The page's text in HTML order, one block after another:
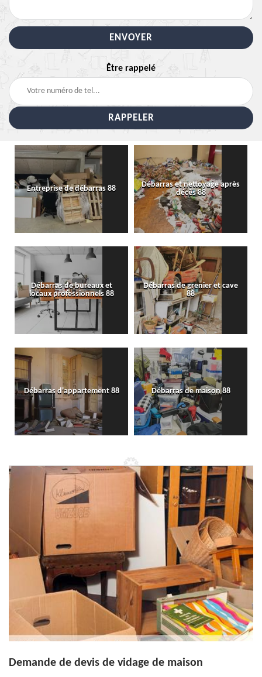
Être rappelé
Entreprise de débarras 88
Débarras et nettoyage après
décès 88
Débarras de bureaux et
locaux professionnels 88
Débarras de grenier et cave
88
Débarras d'appartement 88 Débarras de maison 88
Demande de devis de vidage de maison